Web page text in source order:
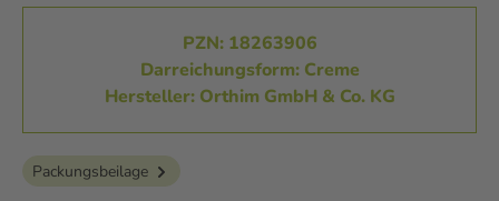
PZN: 18263906
Darreichungsform: Creme
Hersteller: Orthim GmbH & Co. KG
Packungsbeilage